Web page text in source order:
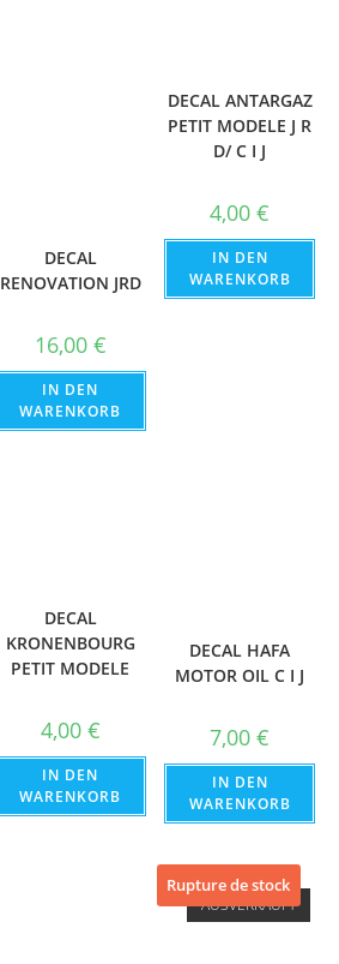
DECAL
RENOVATION JRD
16,00 €
IN DEN
WARENKORB
DECAL ANTARGAZ
PETIT MODELE J R
D/ C I J
4,00€
IN DEN
WARENKORB
DECAL
KRONENBOURG
PETIT MODELE
4,00 €
IN DEN
WARENKORB
DECAL HAFA
MOTOR OIL C I J
7,00€
IN DEN
WARENKORB
Rupture de stock
AUSVERKAUFT